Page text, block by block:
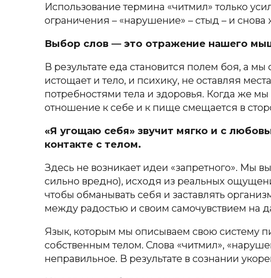
Использование термина «читмил» только
ограничения – «нарушение» – стыд – и снова
Выбор слов — это отражение нашего
В результате еда становится полем боя, а
истощает и тело, и психику, не оставляя
потребностями тела и здоровья. Когда же
отношение к себе и к пище смещается в
«Я угощаю себя» звучит мягко и с
контакте с телом.
Здесь не возникает идеи «запретного». Мы
сильно вредно), исходя из реальных
чтобы обманывать себя и заставлять
между радостью и своим самочувствием на
Язык, которым мы описываем свою систему
собственным телом. Слова «читмил»,
неправильное. В результате в сознании